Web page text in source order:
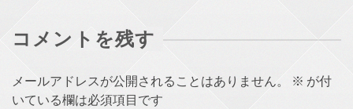
コメントを残す
メールアドレスが公開されることはありません。 ※ が付
いている欄は必須項目です